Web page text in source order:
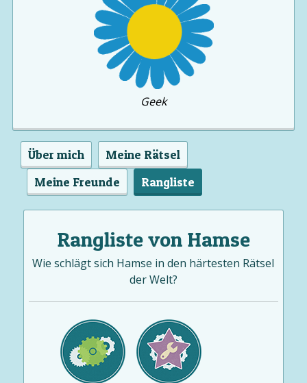
Geek
Über mich
Meine Rätsel
Meine Freunde
Rangliste
Rangliste von Hamse
Wie schlägt sich Hamse in den härtesten Rätsel
der Welt?